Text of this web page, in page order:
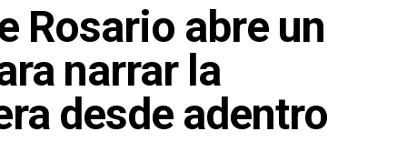
Rosario abre un
narrar la
desde adentro